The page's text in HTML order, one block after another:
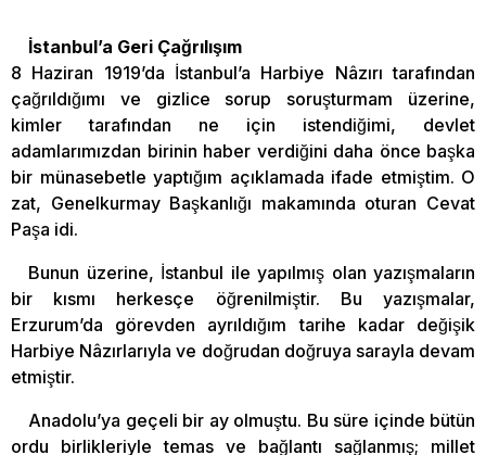
İstanbul’a Geri Çağrılışım
8 Haziran 1919’da İstanbul’a Harbiye Nâzırı tarafından
çağrıldığımı ve gizlice sorup soruşturmam üzerine,
kimler tarafından ne için istendiğimi, devlet
adamlarımızdan birinin haber verdiğini daha önce başka
bir münasebetle yaptığım açıklamada ifade etmiştim. O
zat, Genelkurmay Başkanlığı makamında oturan Cevat
Paşa idi.
Bunun üzerine, İstanbul ile yapılmış olan yazışmaların
bir kısmı herkesçe öğrenilmiştir. Bu yazışmalar,
Erzurum’da görevden ayrıldığım tarihe kadar değişik
Harbiye Nâzırlarıyla ve doğrudan doğruya sarayla devam
etmiştir.
Anadolu’ya geçeli bir ay olmuştu. Bu süre içinde bütün
ordu birlikleriyle temas ve bağlantı sağlanmış; millet